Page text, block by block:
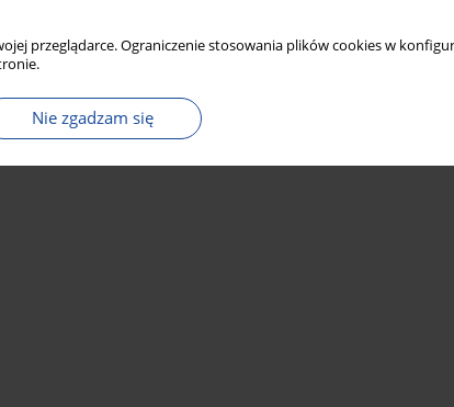
przeglądarce. Ograniczenie stosowania plików cookies w
Nie zgadzam się